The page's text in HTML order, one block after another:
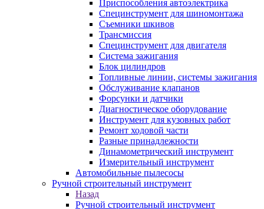
Приспособления автоэлектрика
Специнструмент для шиномонтажа
Съемники шкивов
Трансмиссия
Специнструмент для двигателя
Система зажигания
Блок цилиндров
Топливные линии, системы зажигания
Обслуживание клапанов
Форсунки и датчики
Диагностическое оборудование
Инструмент для кузовных работ
Ремонт ходовой части
Разные принадлежности
Динамометрический инструмент
Измерительный инструмент
Автомобильные пылесосы
Ручной строительный инструмент
Назад
Ручной строительный инструмент